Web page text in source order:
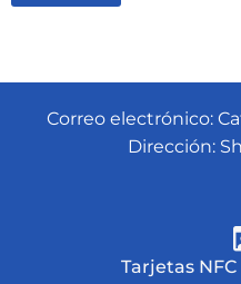
Correo electrónico:
Dirección:
Tarjetas